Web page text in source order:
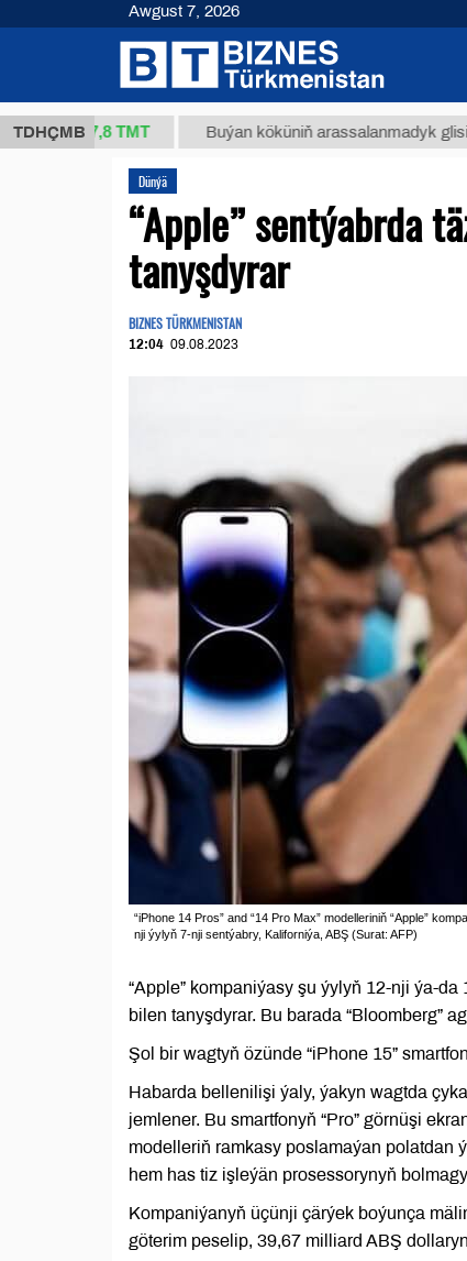
TDHÇMB
37,8 ТМТ Buýan köküniň arassalanmadyk
Dünýä
“Apple” sentýabrda
tanyşdyrar
BIZNES TÜRKMENISTAN
12:04 09.08.2023
“iPhone 14 Pros” and “14 Pro Max” modelleriniň “Apple”
nji ýylyň 7-nji sentýabry, Kaliforniýa, ABŞ (Surat: AFP)
“Apple” kompaniýasy şu ýylyň 12-nji ýa-
bilen tanyşdyrar. Bu barada “Bloomberg”
Şol bir wagtyň özünde “iPhone 15”
Habarda bellenilişi ýaly, ýakyn wagtda
jemlener. Bu smartfonyň “Pro” görnüşi
modelleriň ramkasy poslamaýan polatdan
hem has tiz işleýän prosessorynyň
Kompaniýanyň üçünji çärýek boýunça
göterim peselip, 39,67 milliard ABŞ
Awgust 7, 2026